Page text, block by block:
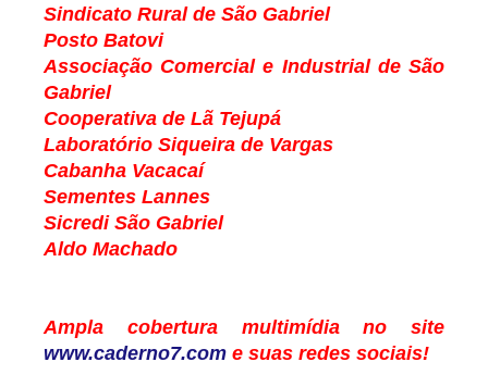
Sindicato Rural de São Gabriel
Posto Batovi
Associação Comercial e Industrial de São
Gabriel
Cooperativa de Lã Tejupá
Laboratório Siqueira de Vargas
Cabanha Vacacaí
Sementes Lannes
Sicredi São Gabriel
Aldo Machado
Ampla cobertura multimídia no site
www.caderno7.com e suas redes sociais!